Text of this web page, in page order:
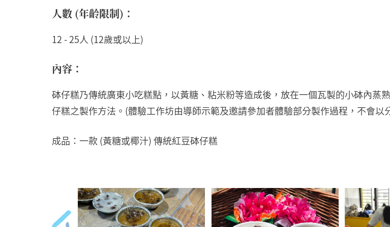
人數 (年齡限制)：
12 - 25人 (12歲或以上)
內容：
砵仔糕乃傳統廣東小吃糕點，以黃糖、粘米粉等造成後，放在一個瓦製的小砵內蒸
仔糕之製作方法。(體驗工作坊由導師示範及邀請參加者體驗部分製作過程，不會以
成品：一款 (黃糖或椰汁) 傳統紅豆砵仔糕